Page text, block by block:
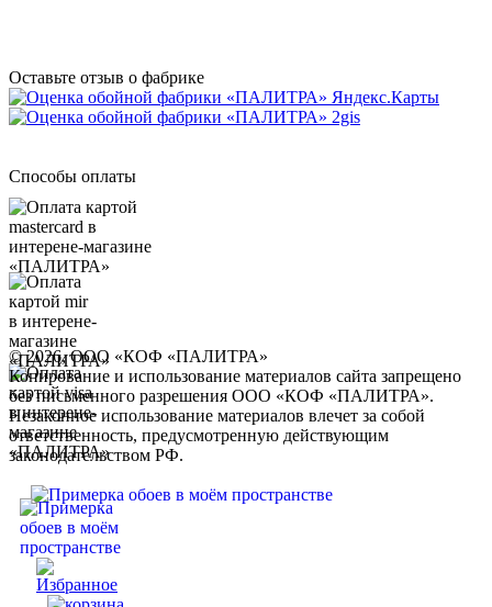
Оставьте отзыв о фабрике
Способы оплаты
© 2026, ООО «КОФ «ПАЛИТРА»
Копирование и использование материалов сайта запрещено
без письменного разрешения ООО «КОФ «ПАЛИТРА».
Незаконное использование материалов влечет за собой
ответственность, предусмотренную действующим
законодательством РФ.